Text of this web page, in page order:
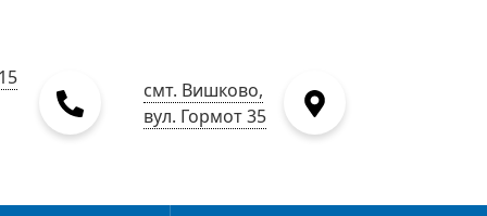
смт. Вишково,
вул. Гормот 35